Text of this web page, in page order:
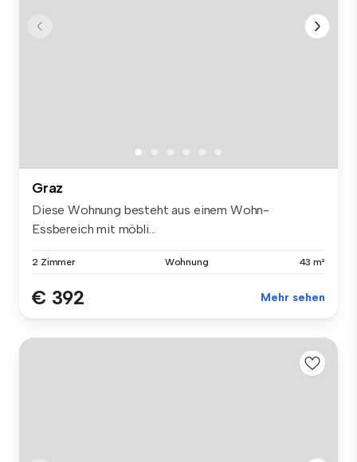
Graz
Diese Wohnung besteht aus einem Wohn-
Essbereich mit möbli...
2 Zimmer Wohnung 43 m²
€ 392 Mehr sehen